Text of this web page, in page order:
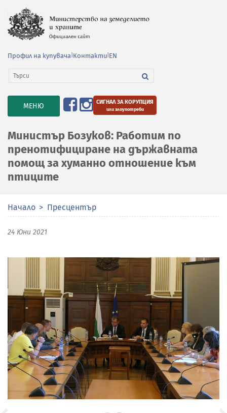
Профил на купувача Контакти EN
TOGGLE
NAVIGATION
МЕНЮ СИГНАЛ ЗА КОРУПЦИЯ
или злоупотреби
Министър Бозуков: Работим по
пренотифициране на държавната
помощ за хуманно отношение към
птиците
Начало Пресцентър
24 Юни 2021